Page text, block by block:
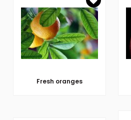
Fresh oranges